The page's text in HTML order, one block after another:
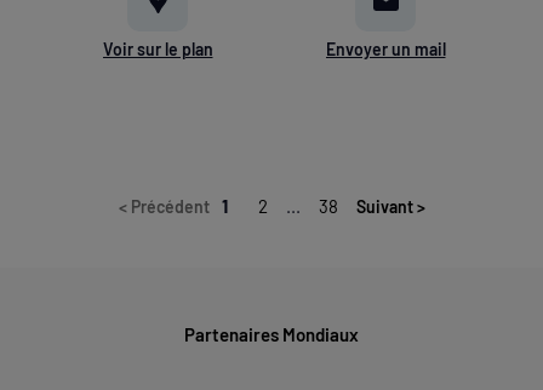
Voir sur le plan Envoyer un mail
<Précédent 1 2 ... 38 Suivant>
Partenaires Mondiaux